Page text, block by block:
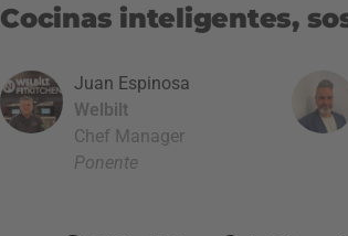
Cocinas inteligentes,
Juan Espinosa
Welbilt
Chef Manager
Ponente